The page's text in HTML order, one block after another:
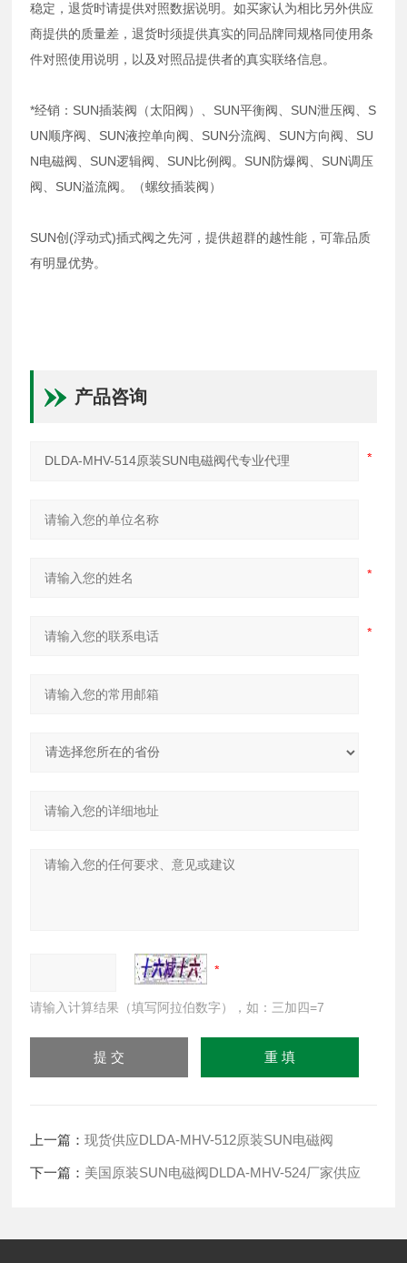
稳定，退货时请提供对照数据说明。如买家认为相比另外供应
商提供的质量差，退货时须提供真实的同品牌同规格同使用条
件对照使用说明，以及对照品提供者的真实联络信息。
*经销：SUN插装阀（太阳阀）、SUN平衡阀、SUN泄压阀、S
UN顺序阀、SUN液控单向阀、SUN分流阀、SUN方向阀、SU
N电磁阀、SUN逻辑阀、SUN比例阀。SUN防爆阀、SUN调压
阀、SUN溢流阀。（螺纹插装阀）
SUN创(浮动式)插式阀之先河，提供超群的越性能，可靠品质
有明显优势。
产品咨询
请输入计算结果（填写阿拉伯数字），如：三加四=7
上一篇：现货供应DLDA-MHV-512原装SUN电磁阀
下一篇： 美国原装SUN电磁阀DLDA-MHV-524厂家供应